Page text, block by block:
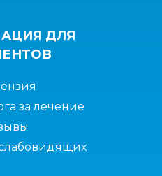
ДЛЯ
за лечение